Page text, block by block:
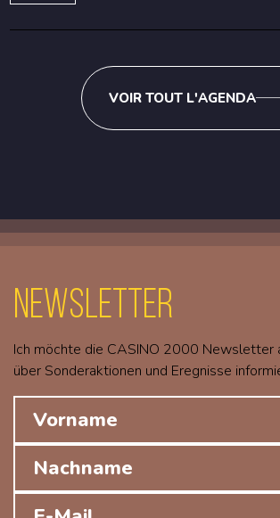
VOIR TOUT L'AGENDA
Newsletter
Ich möchte die CASINO 2000 Newsletter
über Sonderaktionen und Eregnisse